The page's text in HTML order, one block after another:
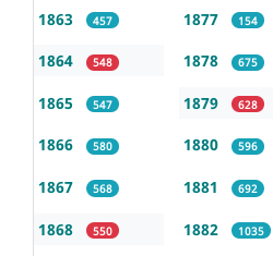
1863 457
1864 548
1865 547
1866 580
1867 568
1868 550
1877 154
1878 675
1879 628
1880 596
1881 692
1882 1035